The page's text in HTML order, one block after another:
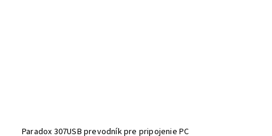
Paradox 307USB prevodník pre pripojenie PC